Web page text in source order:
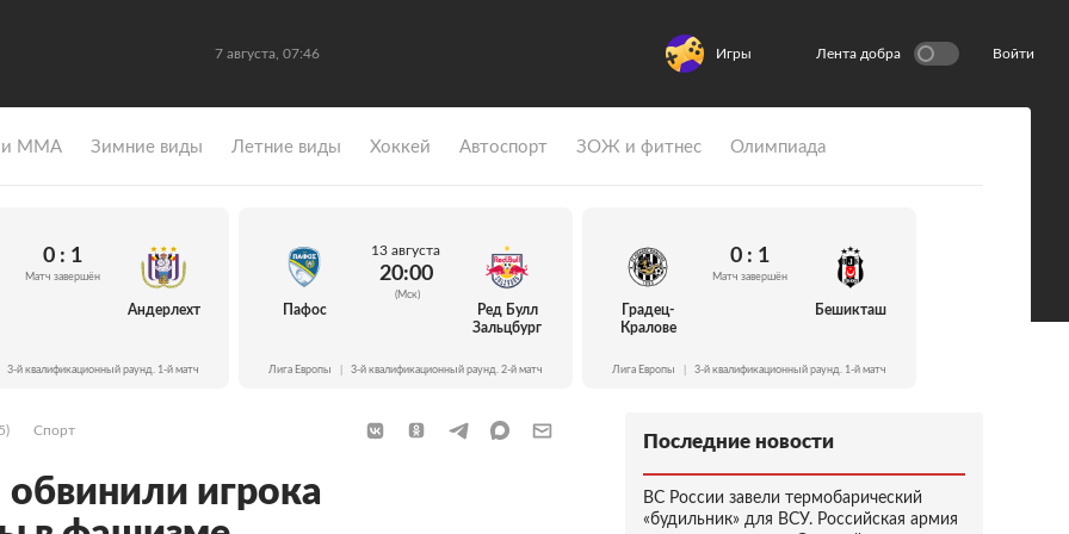
7 августа, 07:46 Игры Лента добра Войти
и ММА Зимние виды Летние виды Хоккей Автоспорт ЗОЖ и фитнес Олимпиада
0 : 1
Матч завершён
Андерлехт
3-й квалификационный раунд. 1-й матч
Пафос
13 августа
20:00
(Мск)
Ред Булл
Зальцбург
Лига Европы 3-й квалификационный раунд. 2-й матч
Градец-
Кралове
0 : 1
Матч завершён
Бешикташ
Лига Европы 3-й квалификационный раунд. 1-й матч
Спорт
игрока
Последние новости
ВС России завели термобарический
«будильник» для ВСУ. Российская армия